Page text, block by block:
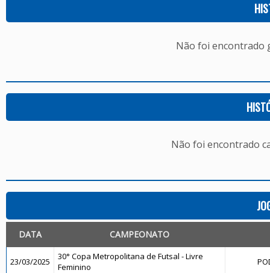
Não foi encontrado
Não foi encontrado
DATA CAMPEONATO
23/03/2025
30° Copa Metropolitana de Futsal - Livre
Feminino